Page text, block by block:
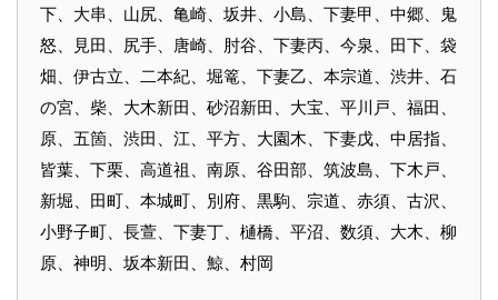
下、大串、山尻、亀崎、坂井、小島、下妻甲、中郷、鬼
怒、見田、尻手、唐崎、肘谷、下妻丙、今泉、田下、袋
畑、伊古立、二本紀、堀篭、下妻乙、本宗道、渋井、石
の宮、柴、大木新田、砂沼新田、大宝、平川戸、福田、
原、五箇、渋田、江、平方、大園木、下妻戊、中居指、
皆葉、下栗、高道祖、南原、谷田部、筑波島、下木戸、
新堀、田町、本城町、別府、黒駒、宗道、赤須、古沢、
小野子町、長萱、下妻丁、樋橋、平沼、数須、大木、柳
原、神明、坂本新田、鯨、村岡